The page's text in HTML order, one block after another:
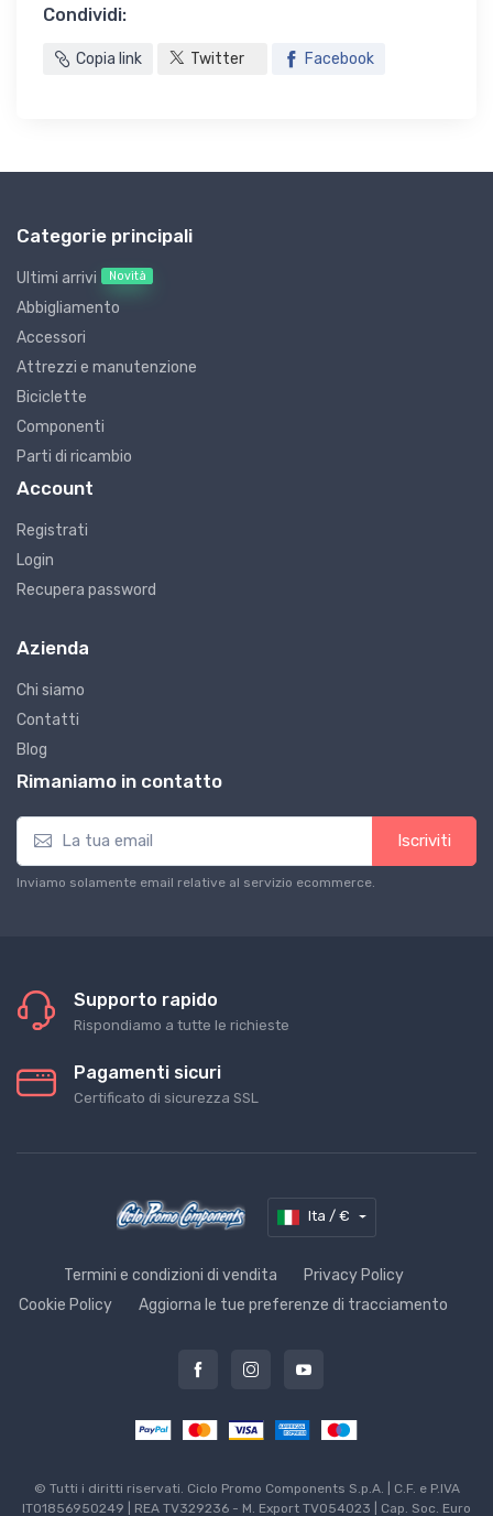
Condividi:
Copia link Twitter Facebook
Categorie principali
Ultimi arrivi Novità
Abbigliamento
Accessori
Attrezzi e manutenzione
Biciclette
Componenti
Parti di ricambio
Account
Registrati
Login
Recupera password
Azienda
Chi siamo
Contatti
Blog
Rimaniamo in contatto
Iscriviti
Inviamo solamente email relative al servizio ecommerce.
Supporto rapido
Rispondiamo a tutte le richieste
Pagamenti sicuri
Certificato di sicurezza SSL
Ita / €
Termini e condizioni di vendita
Privacy Policy
Cookie Policy
Aggiorna le tue preferenze di tracciamento
© Tutti i diritti riservati. Ciclo Promo Components S.p.A. | C.F. e P.IVA
IT01856950249 | REA TV329236 - M. Export TV054023 | Cap. Soc. Euro